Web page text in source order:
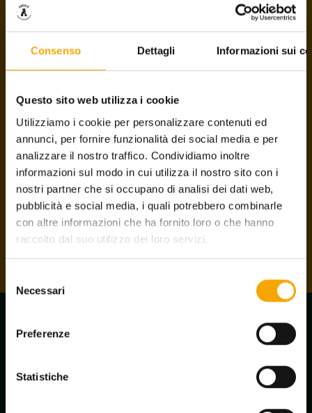
Consenso Dettagli Informazioni sui
Questo sito web utilizza i cookie
Utilizziamo i cookie per personalizzare contenuti ed
annunci, per fornire funzionalità dei social media e per
analizzare il nostro traffico. Condividiamo inoltre
informazioni sul modo in cui utilizza il nostro sito con i
nostri partner che si occupano di analisi dei dati web,
pubblicità e social media, i quali potrebbero combinarle
con altre informazioni che ha fornito loro o che hanno
raccolto dal suo utilizzo dei loro servizi.
delNecessari
Preferenze
Statistiche
Die Servicekarte bietet Ihnen zahlreiche
Ermäßigungen und Vorteileauf der gesamten Paganella-
Hochebene, in Andalo, Molveno und Fai della Paganella. Alle
die in den Hotels, Ferienwohnungen und Appartements
übernachten, die dem Konsortium Andalo Vacanze
angeschlossen sind, erhalten die Karte kostenlos.
Die Karte holen